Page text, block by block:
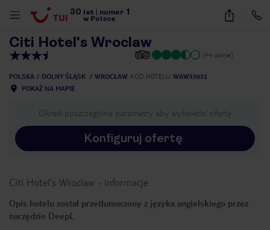
30 lat numer 1
w Polsce
15
Citi Hotel's Wroclaw
(44 opinie)
POLSKA DOLNY ŚLĄSK WROCŁAW KOD HOTELU WAW53032
POKAŻ NA MAPIE
Określ poszczególne parametry aby wyświetlić ofertę
Konfiguruj ofertę
Citi Hotel's Wroclaw - informacje
Opis hotelu został przetłumaczony z języka angielskiego przez
narzędzie DeepL